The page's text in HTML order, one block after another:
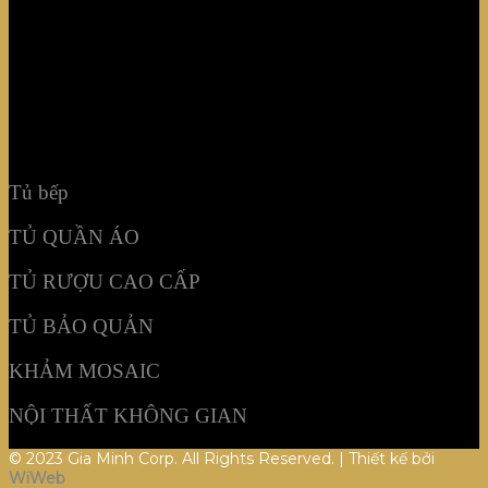
Tủ bếp
TỦ QUẦN ÁO
TỦ RƯỢU CAO CẤP
TỦ BẢO QUẢN
KHẢM MOSAIC
NỘI THẤT KHÔNG GIAN
© 2023 Gia Minh Corp. All Rights Reserved. | Thiết kế bởi
WiWeb